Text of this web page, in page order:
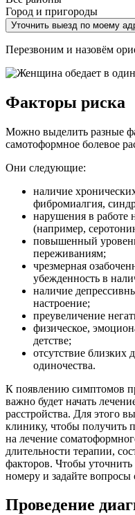
Город и пригороды
Уточнить выезд по моему
Перезвоним и назовём
Факторы риска
Можно выделить разные
самотоформное болевое
Они следующие:
наличие
фибромиалгия,
нарушения в работе
(например,
повышенный
переживаниям;
чрезмерная
убежденность в
наличие
настроение;
преувеличение
физическое,
детстве;
отсутствие близких
одиночества.
К появлению симптомов
важно будет начать
расстройства. Для этого
клинику, чтобы получить
на лечение
длительности терапии,
факторов. Чтобы
номеру и задайте вопросы
Проведение